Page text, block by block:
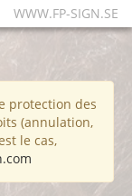
WWW.FP-SIGN.SE
protection des
(annulation,
le cas,